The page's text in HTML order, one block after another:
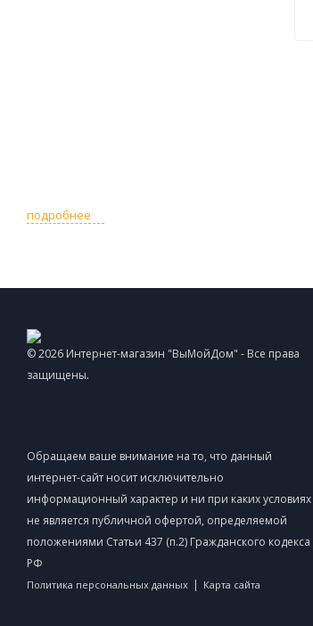
подробнее
© 2026 Интернет-магазин "ВыМойДом" - Все права
защищены.
Обращаем ваше внимание на то, что данный
интернет-сайт носит исключительно
информационный характер и ни при каких условиях
не является публичной офертой, определяемой
положениями Статьи 437 (п.2) Гражданского кодекса
РФ
Политика персональных данных | Карта сайта